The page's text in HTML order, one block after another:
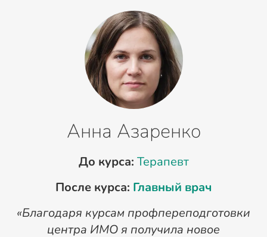
Анна Азаренко
До курса: Терапевт
После курса: Главный врач
«Благодаря курсам профпереподготовки
центра ИМО я получила новое